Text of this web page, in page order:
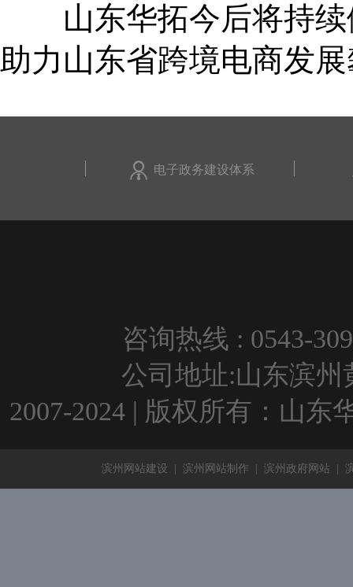
山东华拓今后将持续
助力山东省跨境电商发
电子政务建设体系
咨询热线 : 0543-
公司地址:山东滨州
2007-2024 | 版权所有：山
滨州网站建设 滨州网站制作 滨州政府网站